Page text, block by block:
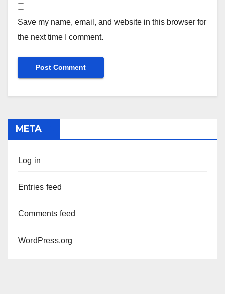
Save my name, email, and website in this browser for
the next time I comment.
META
Log in
Entries feed
Comments feed
WordPress.org